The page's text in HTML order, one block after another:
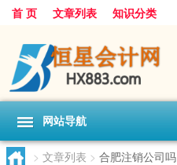
首 页 文章列表 知识分类
网站导航
> 文章列表 > 合肥注销公司吗